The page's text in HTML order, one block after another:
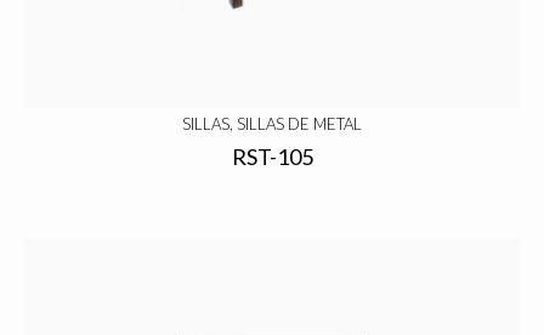
SILLAS, SILLAS DE METAL
RST-105